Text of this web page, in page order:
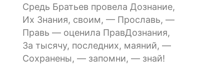
Средь Братьев провела Дознание,
Их Знания, своим, — Прославь, —
Правь — оценила ПравДознания,
За тысячу, последних, маяний, —
Сохранены, — запомни, — знай!